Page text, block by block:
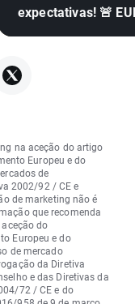
expectativas! 🚨
na aceção do artigo
Europeu e do
de
2002/92 / CE e
de marketing não é
que recomenda
do
Europeu e do
de mercado
da Diretiva
e das Diretivas da
72 / CE e do